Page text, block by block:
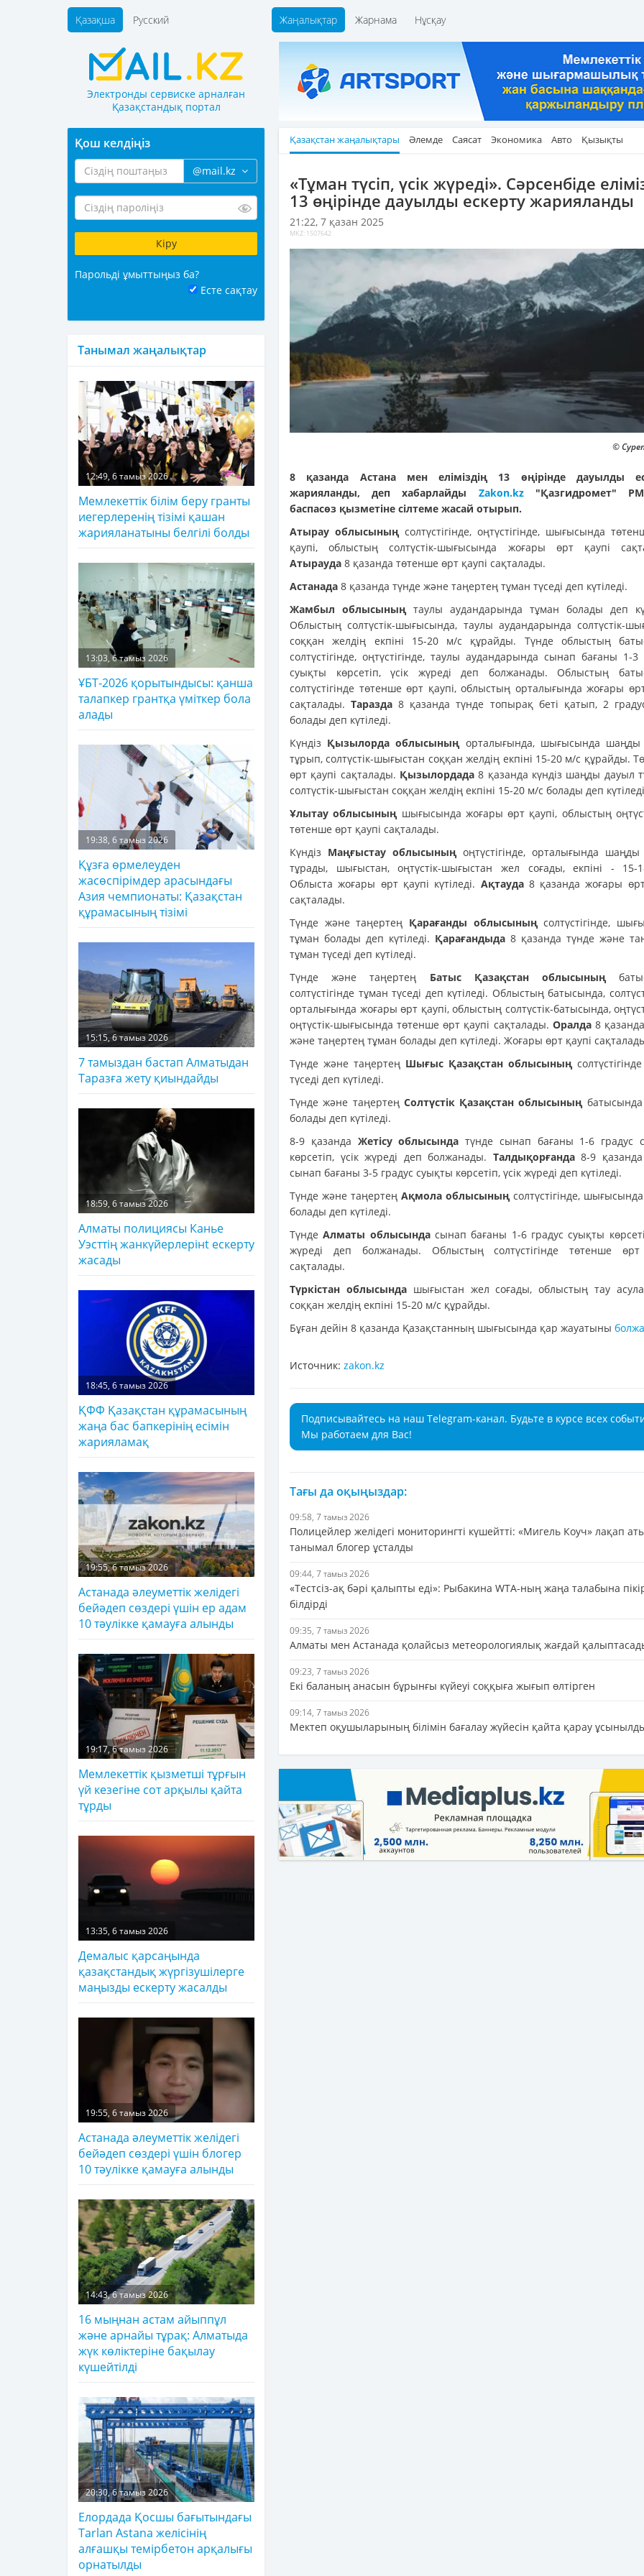
Жаңалықтар Жарнама Нұсқау
Қазақша Русский
Электронды сервиске арналған
Қазақстандық портал
Қазақстан жаңалықтары Әлемде Саясат Экономика Авто Қызықты
«Тұман түсіп, үсік жүреді». Сәрсенбіде
13 өңірінде дауылды ескерту жарияланды
21:22, 7 қазан 2025
MKZ: 1507642
©
8 қазанда Астана мен еліміздің 13 өңірінде дауылды
жарияланды, деп хабарлайды Zakon.kz"Қазгидромет"
баспасөз қызметіне сілтеме жасай отырып.
Атырау облысының солтүстігінде, оңтүстігінде, шығысында
қаупі, облыстың солтүстік-шығысында жоғары өрт қаупі
Атырауда 8 қазанда төтенше өрт қаупі сақталады.
Астанада 8 қазанда түнде және таңертең тұман түседі деп күтіледі.
Жамбыл облысының таулы аудандарында тұман болады деп
Облыстың солтүстік-шығысында, таулы аудандарында солтүстік-
соққан желдің екпіні 15-20 м/с құрайды. Түнде облыстың
солтүстігінде, оңтүстігінде, таулы аудандарында сынап бағаны 1-3
суықты көрсетіп, үсік жүреді деп болжанады. Облыстың
солтүстігінде төтенше өрт қаупі, облыстың орталығында жоғары
сақталады.Таразда8 қазанда түнде топырақ беті қатып, 2
болады деп күтіледі.
Күндіз Қызылорда облысының орталығында, шығысында шаңды
тұрып, солтүстік-шығыстан соққан желдің екпіні 15-20 м/с құрайды.
өрт қаупі сақталады. Қызылордада 8 қазанда күндіз шаңды дауыл
солтүстік-шығыстан соққан желдің екпіні 15-20 м/с болады деп
Ұлытау облысының шығысында жоғары өрт қаупі, облыстың
төтенше өрт қаупі сақталады.
Күндіз Маңғыстау облысының оңтүстігінде, орталығында
тұрады, шығыстан, оңтүстік-шығыстан жел соғады, екпіні - 15-
Облыста жоғары өрт қаупі күтіледі. Ақтауда8 қазанда жоғары
сақталады.
Түнде және таңертең Қарағанды облысыныңсолтүстігінде,
тұман болады деп күтіледі. Қарағандыда 8 қазанда түнде және
тұман түседі деп күтіледі.
Түнде және таңертең Батыс Қазақстан облысының
солтүстігінде тұман түседі деп күтіледі. Облыстың батысында,
орталығында жоғары өрт қаупі, облыстың солтүстік-батысында,
оңтүстік-шығысында төтенше өрт қаупі сақталады. Оралда 8
және таңертең тұман болады деп күтіледі. Жоғары өрт қаупі
Түнде және таңертең Шығыс Қазақстан облысының
түседі деп күтіледі.
Түнде және таңертең Солтүстік Қазақстан облысының
болады деп күтіледі.
8-9 қазанда Жетісу облысында түнде сынап бағаны 1-6 градус
көрсетіп, үсік жүреді деп болжанады. Талдықорғанда8-9 қазанда
сынап бағаны 3-5 градус суықты көрсетіп, үсік жүреді деп күтіледі.
Түнде және таңертең Ақмола облысының солтүстігінде,
болады деп күтіледі.
ТүндеАлматы облысындасынап бағаны 1-6 градус суықты
жүреді деп болжанады. Облыстың солтүстігінде төтенше өрт
сақталады.
Түркістан облысындашығыстан жел соғады, облыстың тау
соққан желдің екпіні 15-20 м/с құрайды.
Бұған дейін 8 қазанда Қазақстанның шығысында қар жауатыны
Источник: zakon.kz
Подписывайтесь на наш Telegram-канал. Будьте в курсе всех
Мы работаем для Вас!
Тағы да оқыңыздар:
09:58, 7 тамыз 2026
Полицейлер желідегі мониторингті күшейтті: «Мигель Коуч» лақап
танымал блогер ұсталды
09:44, 7 тамыз 2026
«Тестсіз-ақ бәрі қалыпты еді»: Рыбакина WTA-ның жаңа талабына
білдірді
09:35, 7 тамыз 2026
Алматы мен Астанада қолайсыз метеорологиялық жағдай
09:23, 7 тамыз 2026
Екі баланың анасын бұрынғы күйеуі соққыға жығып өлтірген
09:14, 7 тамыз 2026
Мектеп оқушыларының білімін бағалау жүйесін қайта қарау
Қош келдіңіз
@mail.kz
Парольді ұмыттыңыз ба?
Есте сақтау
Танымал жаңалықтар
12:49, 6 тамыз 2026
Мемлекеттік білім беру гранты
иегерлеренің тізімі қашан
жарияланатыны белгілі болды
13:03, 6 тамыз 2026
ҰБТ-2026 қорытындысы: қанша
талапкер грантқа үміткер бола
алады
19:38, 6 тамыз 2026
Құзға өрмелеуден
жасөспірімдер арасындағы
Азия чемпионаты: Қазақстан
құрамасының тізімі
15:15, 6 тамыз 2026
7 тамыздан бастап Алматыдан
Таразға жету қиындайды
18:59, 6 тамыз 2026
Алматы полициясы Канье
Уэсттің жанкүйерлерінt ескерту
жасады
18:45, 6 тамыз 2026
ҚФФ Қазақстан құрамасының
жаңа бас бапкерінің есімін
жарияламақ
19:55, 6 тамыз 2026
Астанада әлеуметтік желідегі
бейәдеп сөздері үшін ер адам
10 тәулікке қамауға алынды
19:17, 6 тамыз 2026
Мемлекеттік қызметші тұрғын
үй кезегіне сот арқылы қайта
тұрды
13:35, 6 тамыз 2026
Демалыс қарсаңында
қазақстандық жүргізушілерге
маңызды ескерту жасалды
19:55, 6 тамыз 2026
Астанада әлеуметтік желідегі
бейәдеп сөздері үшін блогер
10 тәулікке қамауға алынды
14:43, 6 тамыз 2026
16 мыңнан астам айыппұл
және арнайы тұрақ: Алматыда
жүк көліктеріне бақылау
күшейтілді
20:30, 6 тамыз 2026
Елордада Қосшы бағытындағы
Tarlan Astana желісінің
алғашқы темірбетон арқалығы
орнатылды